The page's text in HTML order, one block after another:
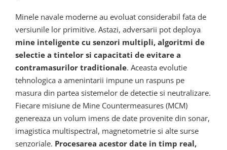
Minele navale moderne au evoluat considerabil fata de
versiunile lor primitive. Astazi, adversarii pot deploya
mine inteligente cu senzori multipli, algoritmi de
selectie a tintelor si capacitati de evitare a
contramasurilor traditionale. Aceasta evolutie
tehnologica a amenintarii impune un raspuns pe
masura din partea sistemelor de detectie si neutralizare.
Fiecare misiune de Mine Countermeasures (MCM)
genereaza un volum imens de date provenite din sonar,
imagistica multispectral, magnetometrie si alte surse
senzoriale. Procesarea acestor date in timp real,